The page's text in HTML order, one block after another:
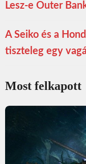
Lesz-e Outer
A Seiko és a
tiszteleg egy
Most felkapott